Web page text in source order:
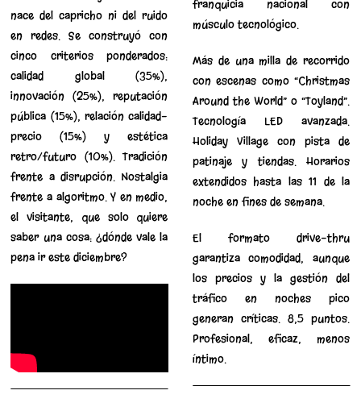
nace del capricho ni del ruido
en redes. Se construyó con
cinco criterios ponderados:
calidad global (35%),
innovación (25%), reputación
pública (15%), relación calidad-
precio (15%) y estética
retro/futuro (10%). Tradición
frente a disrupción. Nostalgia
frente a algoritmo. Y en medio,
el visitante, que solo quiere
saber una cosa: ¿dónde vale la
pena ir este diciembre?
franquicia nacional con
músculo tecnológico.
Más de una milla de recorrido
con escenas como “Christmas
Around the World” o “Toyland”.
Tecnología LED avanzada.
Holiday Village con pista de
patinaje y tiendas. Horarios
extendidos hasta las 11 de la
noche en fines de semana.
El formato drive-thru
garantiza comodidad, aunque
los precios y la gestión del
tráfico en noches pico
generan críticas. 8,5 puntos.
Profesional, eficaz, menos
íntimo.